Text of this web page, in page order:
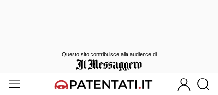
Questo sito contribuisce alla audience di